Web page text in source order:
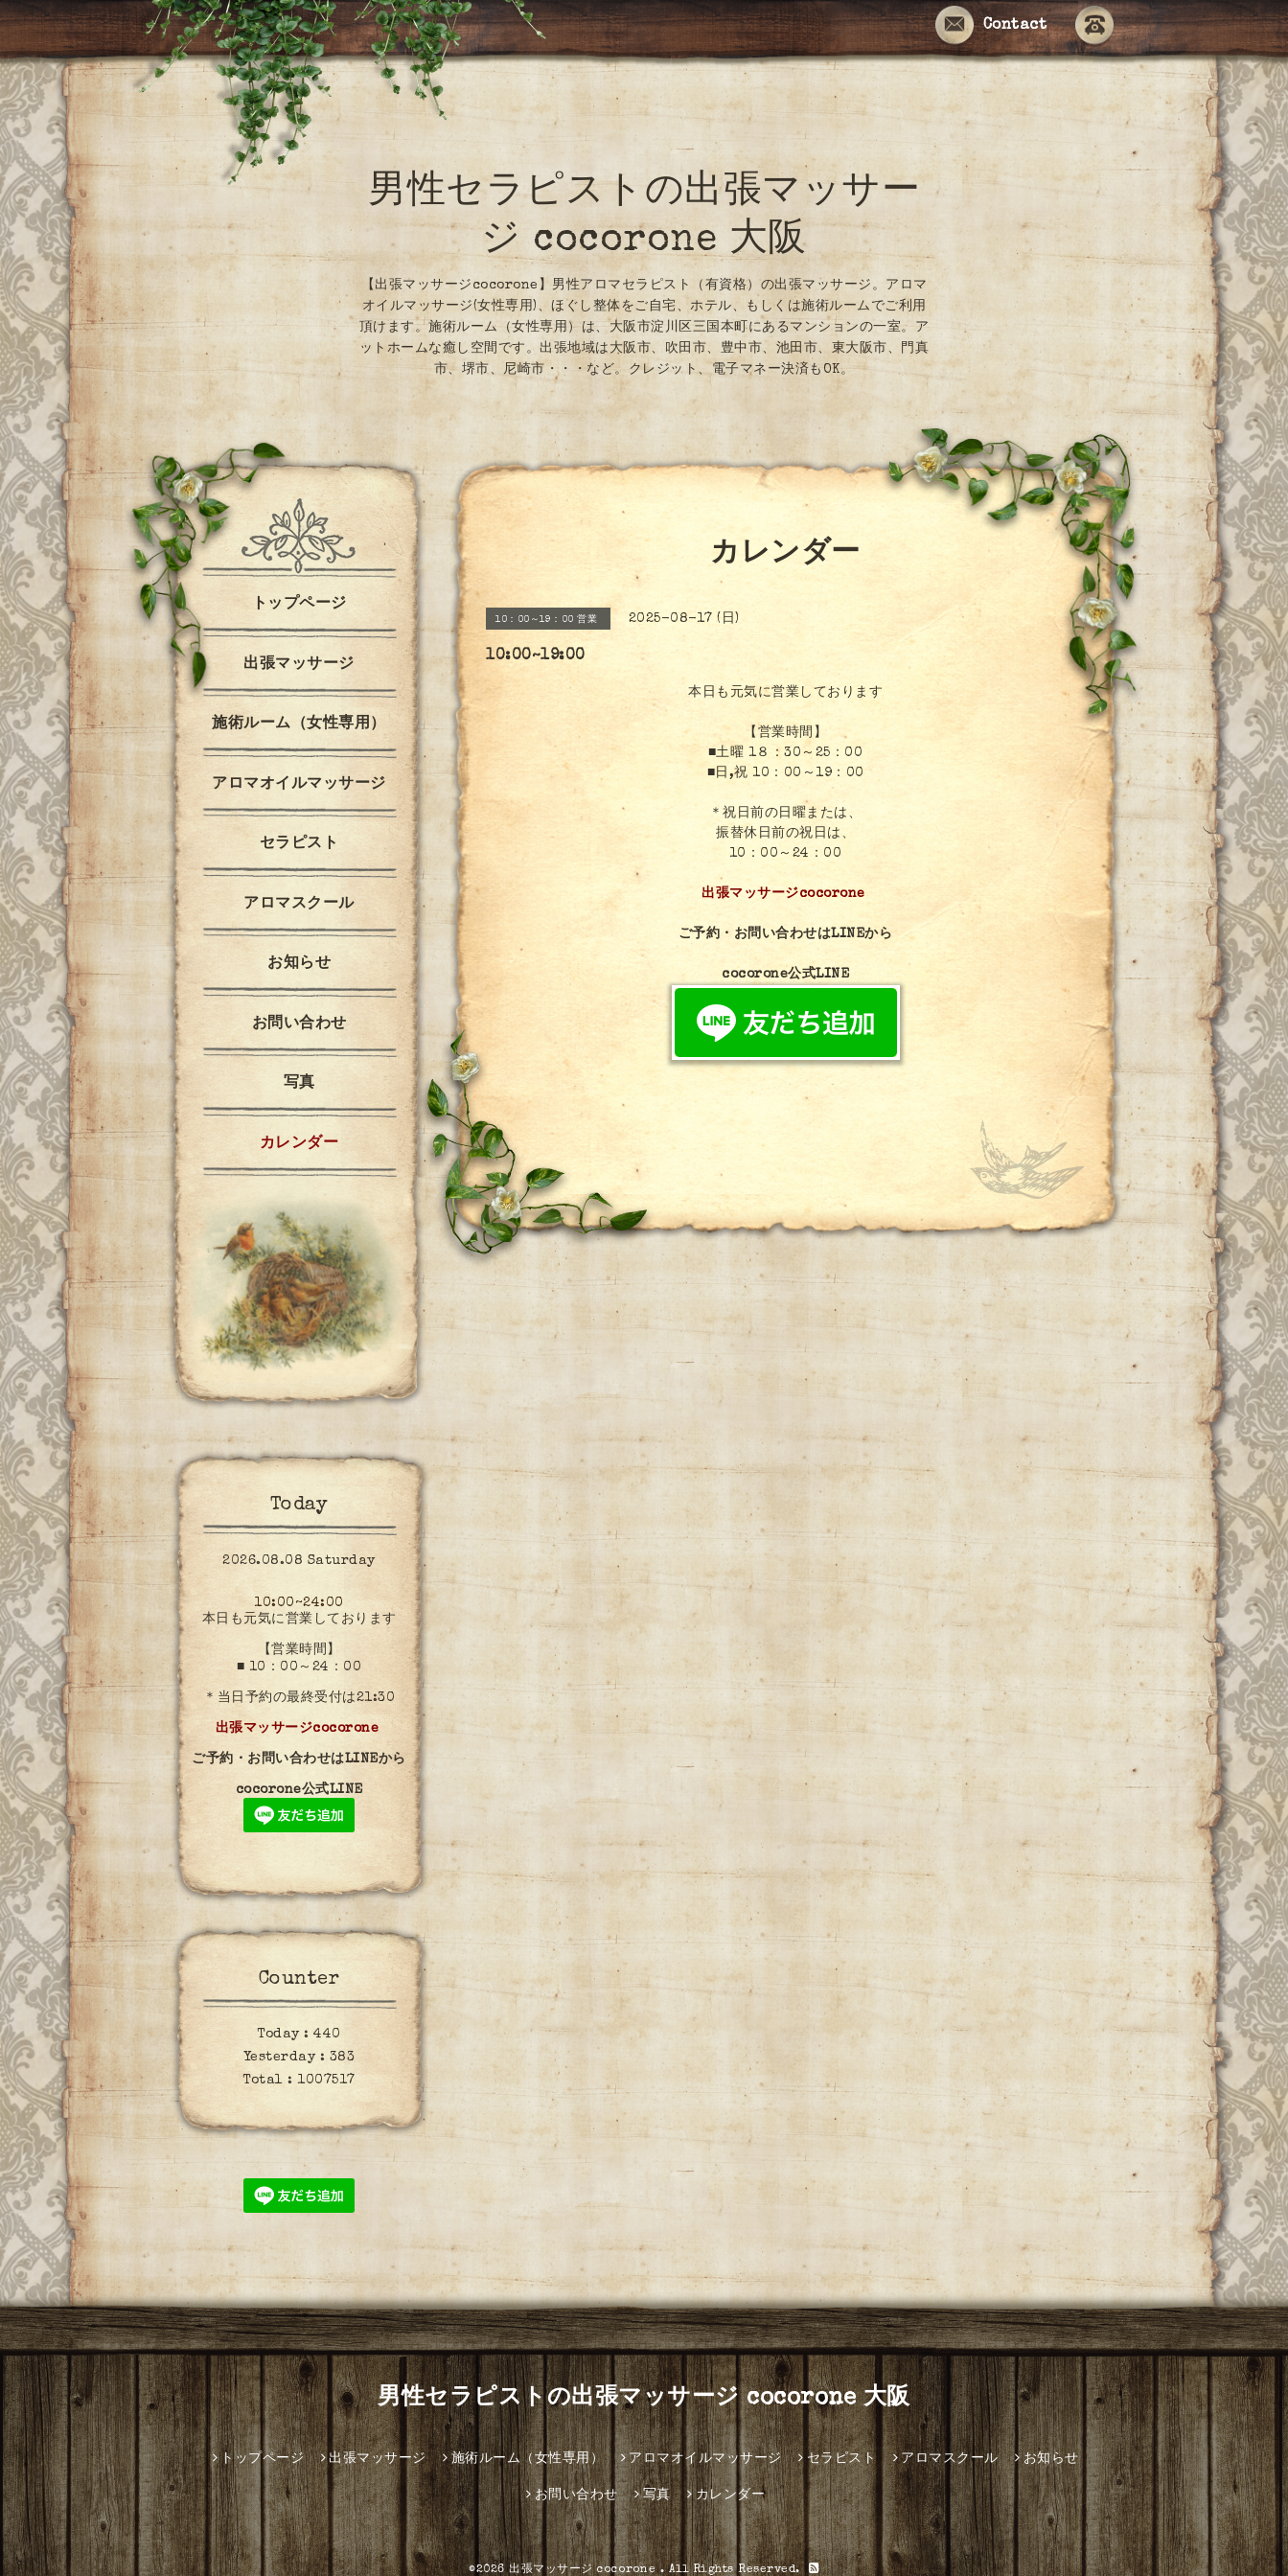
Contact
男性セラピストの出張マッサー
ジ cocorone 大阪
【出張マッサージcocorone】男性アロマセラピスト（有資格）の出張マッサージ。アロマ
オイルマッサージ(女性専用)、ほぐし整体をご自宅、ホテル、もしくは施術ルームでご利用
頂けます。施術ルーム（女性専用）は、大阪市淀川区三国本町にあるマンションの一室。ア
ットホームな癒し空間です。出張地域は大阪市、吹田市、豊中市、池田市、東大阪市、門真
市、堺市、尼崎市・・・など。クレジット、電子マネー決済もOK。
カレンダー
10：00～19：00 営業 2025-08-17 (日)
10:00~19:00
本日も元気に営業しております
【営業時間】
■土曜 1８：30～25：00
■日,祝 10：00～19：00
＊祝日前の日曜または、
振替休日前の祝日は、
10：00～24：00
出張マッサージcocorone
ご予約・お問い合わせはLINEから
cocorone公式LINE
トップページ
出張マッサージ
施術ルーム（女性専用）
アロマオイルマッサージ
セラピスト
アロマスクール
お知らせ
お問い合わせ
写真
カレンダー
Today
2026.08.08 Saturday
10:00~24:00
本日も元気に営業しております
【営業時間】
■ 10：00～24：00
＊当日予約の最終受付は21:30
出張マッサージcocorone
ご予約・お問い合わせはLINEから
cocorone公式LINE
Counter
Today :440
Yesterday : 383
Total :1007517
男性セラピストの出張マッサージ cocorone 大阪
トップページ 出張マッサージ 施術ルーム（女性専用） アロマオイルマッサージ セラピスト アロマスクール お知らせ
お問い合わせ 写真 カレンダー
©2026出張マッサージ cocorone. All Rights Reserved.